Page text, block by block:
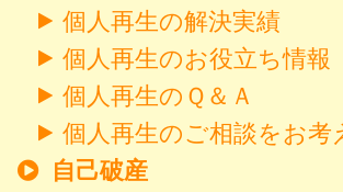
個人再生の解決実績
個人再生のお役立ち情報
個人再生のＱ＆Ａ
個人再生のご相談をお考
自己破産